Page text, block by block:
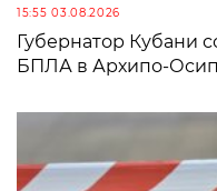
15:55 03.08.2026
Губернатор Кубани
БПЛА в Архипо-